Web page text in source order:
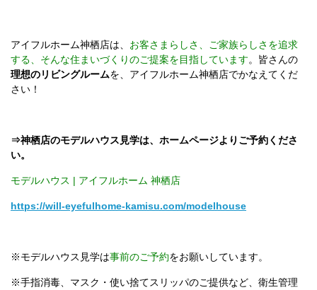
アイフルホーム神栖店は、 お客さまらしさ、ご家族らしさを追求
する、そんな住まいづくりのご提案を目指しています。皆さんの
理想のリビングルームを、アイフルホーム神栖店でかなえてくだ
さい！
⇒神栖店のモデルハウス見学は、ホームページよりご予約くださ
い。
モデルハウス | アイフルホーム 神栖店
https://will-eyefulhome-kamisu.com/modelhouse
※モデルハウス見学は事前のご予約をお願いしています。
※手指消毒、マスク・使い捨てスリッパのご提供など、衛生管理